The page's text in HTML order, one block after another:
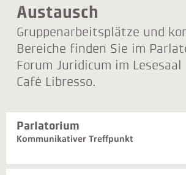
Austausch
Gruppenarbeitsplätze und
Bereiche finden Sie im
Forum Juridicum im Lesesaal
Café Libresso.
Parlatorium
Kommunikativer Treffpunkt